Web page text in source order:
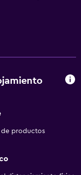
gratuito. Otras
asistencia, café o
disponen
hotel de 3
de cocina. Las
combinadas,
y secador de pelo.
de productos